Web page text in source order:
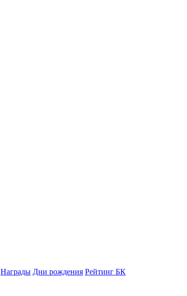
Награды Дни рождения Рейтинг БК